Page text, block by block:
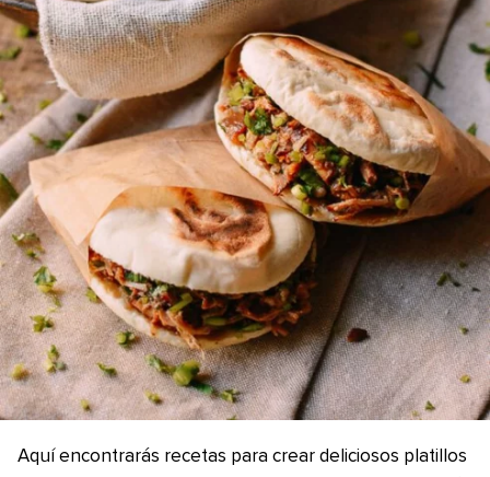
Aquí encontrarás recetas para crear deliciosos platillos